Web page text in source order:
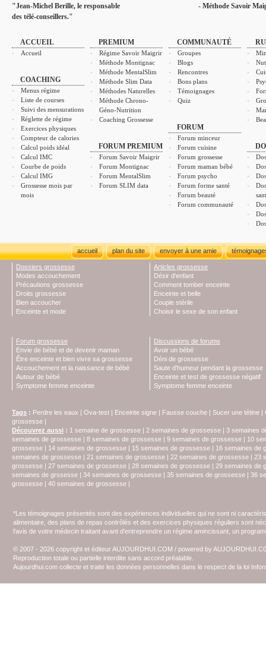
"Jean-Michel Berille, le responsable
des télé-conseillers."
- Méthode Savoir
ACCUEIL
Accueil
COACHING
Menus régime
Liste de courses
Suivi des mensurations
Réglette de régime
Exercices physiques
Compteur de calories
Calcul poids idéal
Calcul IMC
Courbe de poids
Calcul IMG
Grossesse mois par
mois
PREMIUM
Régime Savoir Maigrir
Méthode Montignac
Méthode MentalSlim
Méthode Slim Data
Méthodes Naturelles
Méthode Chrono-
Géno-Nutrition
Coaching Grossesse
FORUM PREMIUM
Forum Savoir Maigrir
Forum Montignac
Forum MentalSlim
Forum SLIM data
COMMUNAUTÉ
Groupes
Blogs
Rencontres
Bons plans
Témoignages
Quiz
FORUM
Forum minceur
Forum cuisine
Forum grossesse
Forum maman bébé
Forum psycho
Forum forme santé
Forum beauté
Forum communauté
accueil plan du site envoyer à une amie
Dossiers grossesse
Modes accouchement
Précautions grossesse
Droits grossesse
Bien accoucher
Enceinte et mode
Articles grossesse
Désir d'enfant
Comment tomber enceinte
Enceinte et belle
Couple stérile
Choisir le sexe de son enfant
Forum grossesse
Envie de bébé et de devenir maman
Être enceinte et bien vivre sa grossesse
Accouchement et la naissance de bébé
Autour de bébé
Symptome femme enceinte
Discussions de forums
Avoir un bébé
Déni de grossesse
Saute d'humeur pendant la grossesse
Enceinte et test de grossesse négatif
Symptome femme enceinte
Tags : Perdre les eaux | Ova-test | Enceinte signe | Fausse couche | Sucer une tétine |
grossesse |
Découvrez aussi : 1 semaine de grossesse | 2 semaines de grossesse | 3 semaines
semaines de grossesse | 8 semaines de grossesse | 9 semaines de grossesse | 10
grossesse | 14 semaines de grossesse | 15 semaines de grossesse | 16 semaines de
semaines de grossesse | 21 semaines de grossesse | 22 semaines de grossesse | 23
grossesse | 27 semaines de grossesse | 28 semaines de grossesse | 29 semaines de
semaines de grssesse | 34 semaines de grossesse | 35 semaines de grossesse | 36
grossesse | 40 semaines de grossesse |
*Les témoignages présentés sont des expériences individuelles qui ne sont ni
alimentaire, des plans de repas contrôlés et des exercices physiques réguliers sont
l'avis de votre médecin traitant avant d'entreprendre un régime amincissant, un
© 2007 - 2026 copyright et éditeur AUJOURDHUI.COM / powered by
Reproduction totale ou partielle interdite sans accord préalable.
Aujourdhui.com collecte et traite les données personnelles dans le respect de la loi